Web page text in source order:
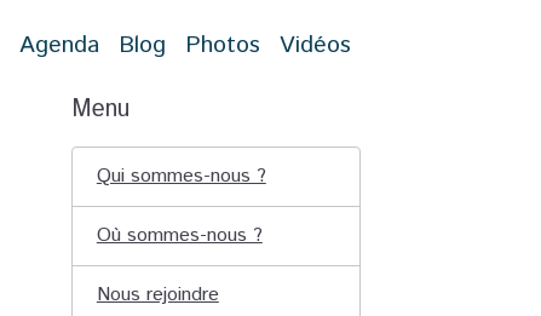
Agenda Blog Photos Vidéos
Menu
Qui sommes-nous ?
Où sommes-nous ?
Nous rejoindre